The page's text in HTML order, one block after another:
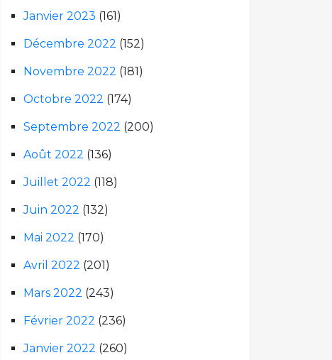
Janvier 2023 (161)
Décembre 2022 (152)
Novembre 2022 (181)
Octobre 2022 (174)
Septembre 2022 (200)
Août 2022 (136)
Juillet 2022 (118)
Juin 2022 (132)
Mai 2022 (170)
Avril 2022 (201)
Mars 2022 (243)
Février 2022 (236)
Janvier 2022 (260)